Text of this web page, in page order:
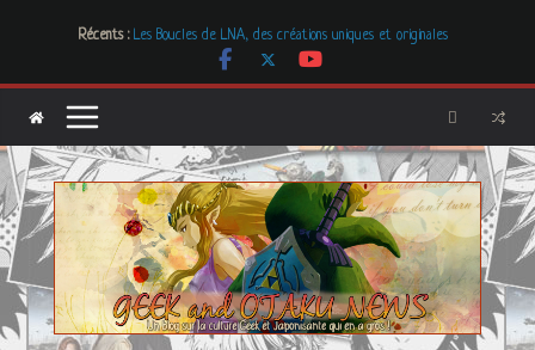
Récents : Les Boucles de LNA, des créations uniques et originales
# Cher GON #01 – juillet 2026
[Dossier] Les dystopies dans la littérature mais pas que …